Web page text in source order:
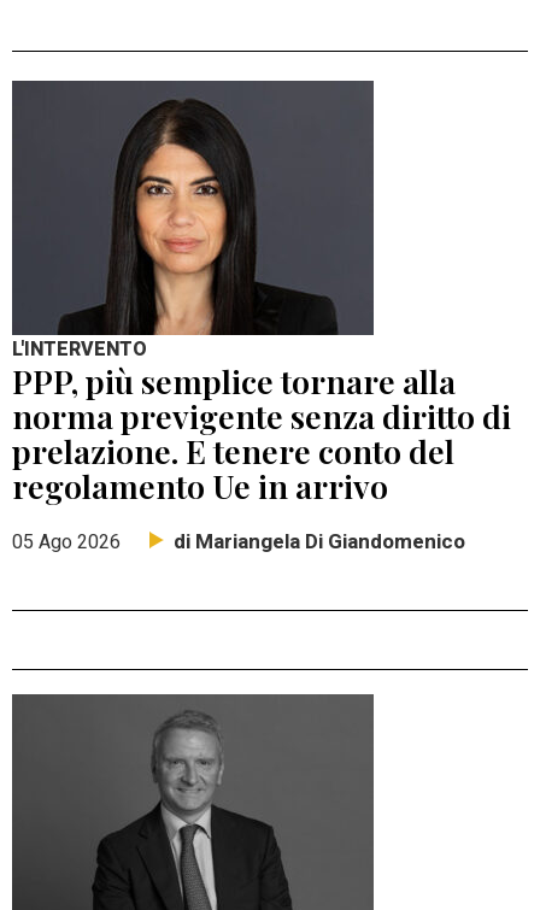
L'INTERVENTO
PPP, più semplice tornare alla
norma previgente senza diritto di
prelazione. E tenere conto del
regolamento Ue in arrivo
05 Ago 2026 di Mariangela Di Giandomenico